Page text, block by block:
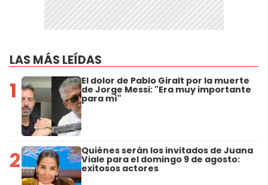
LAS MÁS LEÍDAS
1 El dolor de Pablo Giralt por la muerte
de Jorge Messi: "Era muy importante
para mí"
2 Quiénes serán los invitados de Juana
Viale para el domingo 9 de agosto:
exitosos actores